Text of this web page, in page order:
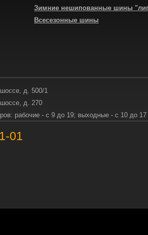
Зимние нешипованные шины
Всесезонные шины
д. 500/1
д. 270
рабочие - с 9 до 19; выходные - с 10 до 17
01